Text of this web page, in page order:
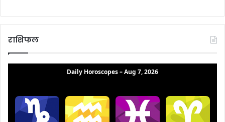
राशिफल